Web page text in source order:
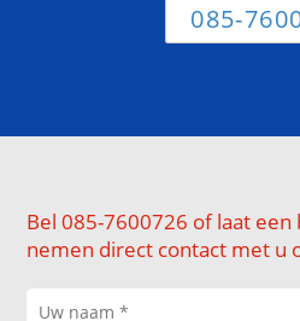
085-
Bel 085-7600726 of laat
nemen direct contact met u